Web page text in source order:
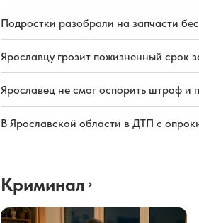
Подростки разобрали на запчасти
Ярославцу грозит пожизненный срок
Ярославец не смог оспорить штраф и
В Ярославской области в ДТП с
Криминал